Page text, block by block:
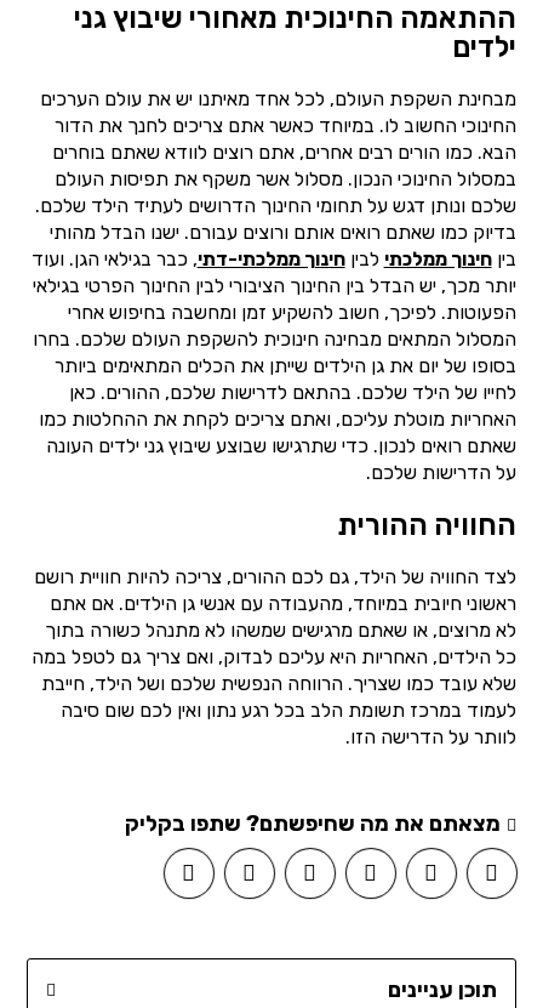
ההתאמה החינוכית מאחורי שיבוץ גני
ילדים
מבחינת השקפת העולם, לכל אחד מאיתנו יש את עולם הערכים
החינוכי החשוב לו. במיוחד כאשר אתם צריכים לחנך את הדור
הבא. כמו הורים רבים אחרים, אתם רוצים לוודא שאתם בוחרים
במסלול החינוכי הנכון. מסלול אשר משקף את תפיסות העולם
שלכם ונותן דגש על תחומי החינוך הדרושים לעתיד הילד שלכם.
בדיוק כמו שאתם רואים אותם ורוצים עבורם. ישנו הבדל מהותי
ביןחינוך ממלכתי לביןחינוך ממלכתי-דתי, כבר בגילאי הגן. ועוד
יותר מכך, יש הבדל בין החינוך הציבורי לבין החינוך הפרטי בגילאי
הפעוטות. לפיכך, חשוב להשקיע זמן ומחשבה בחיפוש אחרי
המסלול המתאים מבחינה חינוכית להשקפת העולם שלכם. בחרו
בסופו של יום את גן הילדים שייתן את הכלים המתאימים ביותר
לחייו של הילד שלכם. בהתאם לדרישות שלכם, ההורים. כאן
האחריות מוטלת עליכם, ואתם צריכים לקחת את ההחלטות כמו
שאתם רואים לנכון. כדי שתרגישו שבוצע שיבוץ גני ילדים העונה
על הדרישות שלכם.
החוויה ההורית
לצד החוויה של הילד, גם לכם ההורים, צריכה להיות חוויית רושם
ראשוני חיובית במיוחד, מהעבודה עם אנשי גן הילדים. אם אתם
לא מרוצים, או שאתם מרגישים שמשהו לא מתנהל כשורה בתוך
כל הילדים, האחריות היא עליכם לבדוק, ואם צריך גם לטפל במה
שלא עובד כמו שצריך. הרווחה הנפשית שלכם ושל הילד, חייבת
לעמוד במרכז תשומת הלב בכל רגע נתון ואין לכם שום סיבה
לוותר על הדרישה הזו.
מצאתם את מה שחיפשתם? שתפו בקליק
תוכן עניינים